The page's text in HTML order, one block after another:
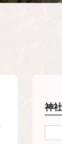
神